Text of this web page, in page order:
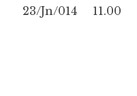
23/Jn/014 11.00